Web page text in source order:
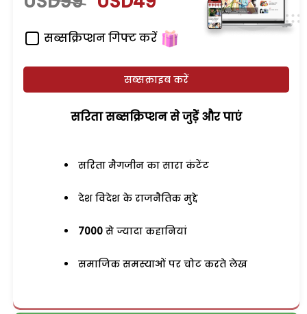
सब्सक्रिप्शन गिफ्ट करें
सब्सक्राइब करें
सरिता सब्सक्रिप्शन से जुड़ेें और पाएं
सरिता मैगजीन का सारा कंटेंट
देश विदेश के राजनैतिक मुद्दे
7000 से ज्यादा कहानियां
समाजिक समस्याओं पर चोट करते लेख